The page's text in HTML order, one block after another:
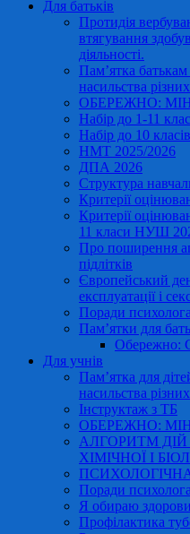
Для батьків
Протидія
втягування
діяльності.
Пам’ятка
насильства
ОБЕРЕЖНО:
Набір до 1-11
Набір до 10 класів
НМТ 2025/2026
ДПА 2026
Структура
Критерії
Критерії
11 класи НУШ
Про поширення
підлітків
Європейський
експлуатації і
Поради психолога
Пам’ятки для
Обережно:
Для учнів
Пам’ятка для
насильства
Інструктаж з ТБ
ОБЕРЕЖНО:
АЛГОРИТМ ДІЙ
ХІМІЧНОЇ І
Поради психолога
Я обираю
Профілактика